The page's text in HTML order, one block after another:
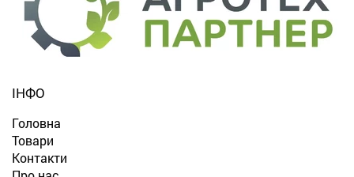
ІНФО
Головна
Товари
Контакти